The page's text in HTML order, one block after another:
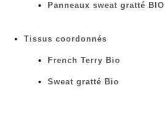
Panneaux sweat gratté BIO
Tissus coordonnés
French Terry Bio
Sweat gratté Bio